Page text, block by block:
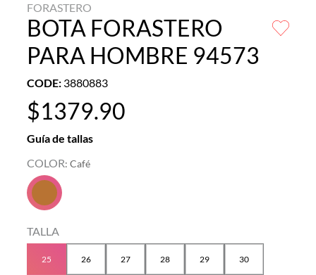
FORASTERO
BOTA FORASTERO
PARA HOMBRE 94573
CODE: 3880883
$1379.90
Guía de tallas
COLOR: Café
TALLA
25 26 27 28 29 30